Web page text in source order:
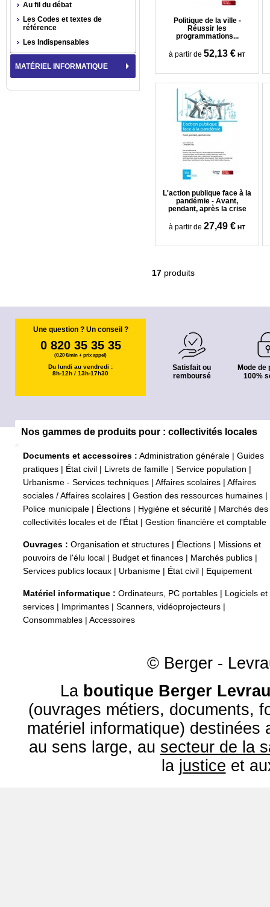
Politique de la ville -
Réussir les
programmations...
à partir de 52,13 € HT
L'action publique face à la
pandémie - Avant,
pendant, après la crise
à partir de 27,49 € HT
17 produits
Au fil du débat
Les Codes et textes de
référence
Les Indispensables
MATÉRIEL INFORMATIQUE
Une question ? Un conseil ?
0 820 35 35 35
(0,20 €/min + prix appel)
Du lundi au vendredi :
8h-12h / 13h-17h30
Satisfait ou
remboursé
Mode de
100%
Nos gammes de produits pour : collectivités locales
Documents et accessoires : Administration générale
Guides
pratiques
État civil Livrets de famille Service population
Urbanisme - Services techniques
Affaires scolaires
Affaires
sociales / Affaires scolaires
Gestion des ressources humaines
Police municipale
Élections Hygiène et sécurité
Marchés des
collectivités locales et de l'État
Gestion financière et comptable
Ouvrages : Organisation et structures Élections
Missions et
pouvoirs de l'élu local
Budget et finances Marchés publics
Services publics locaux
Urbanisme État civil Equipement
Matériel informatique : Ordinateurs, PC portables
Logiciels et
services
Imprimantes Scanners, vidéoprojecteurs
Consommables
Accessoires
© Berger -
La boutique Berger
(ouvrages métiers, documents,
matériel informatique) destinées
au sens large, au secteur de la
la justice et